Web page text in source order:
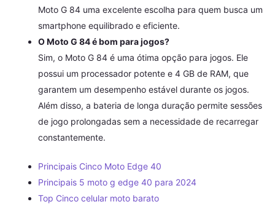
Moto G 84 uma excelente escolha para quem busca um
smartphone equilibrado e eficiente.
O Moto G 84 é bom para jogos?
Sim, o Moto G 84 é uma ótima opção para jogos. Ele
possui um processador potente e 4 GB de RAM, que
garantem um desempenho estável durante os jogos.
Além disso, a bateria de longa duração permite sessões
de jogo prolongadas sem a necessidade de recarregar
constantemente.
Principais Cinco Moto Edge 40
Principais 5 moto g edge 40 para 2024
Top Cinco celular moto barato